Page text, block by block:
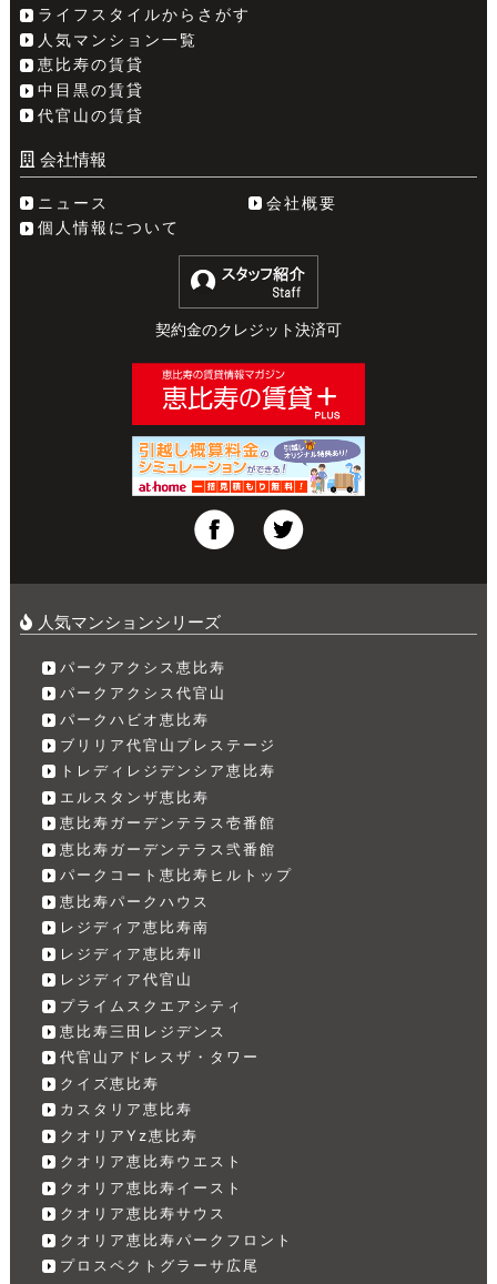
ライフスタイルからさがす
人気マンション一覧
恵比寿の賃貸
中目黒の賃貸
代官山の賃貸
会社情報
ニュース
会社概要
個人情報について
契約金のクレジット決済可
人気マンションシリーズ
パークアクシス恵比寿
パークアクシス代官山
パークハビオ恵比寿
ブリリア代官山プレステージ
トレディレジデンシア恵比寿
エルスタンザ恵比寿
恵比寿ガーデンテラス壱番館
恵比寿ガーデンテラス弐番館
パークコート恵比寿ヒルトップ
恵比寿パークハウス
レジディア恵比寿南
レジディア恵比寿Ⅱ
レジディア代官山
プライムスクエアシティ
恵比寿三田レジデンス
代官山アドレスザ・タワー
クイズ恵比寿
カスタリア恵比寿
クオリアYz恵比寿
クオリア恵比寿ウエスト
クオリア恵比寿イースト
クオリア恵比寿サウス
クオリア恵比寿パークフロント
プロスペクトグラーサ広尾